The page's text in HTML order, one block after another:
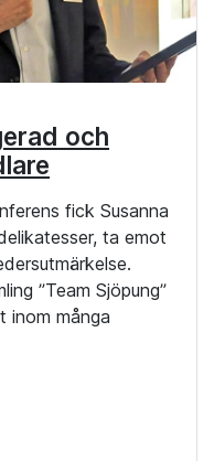
och
fick Susanna
ta emot
”Team Sjöpung”
inom många